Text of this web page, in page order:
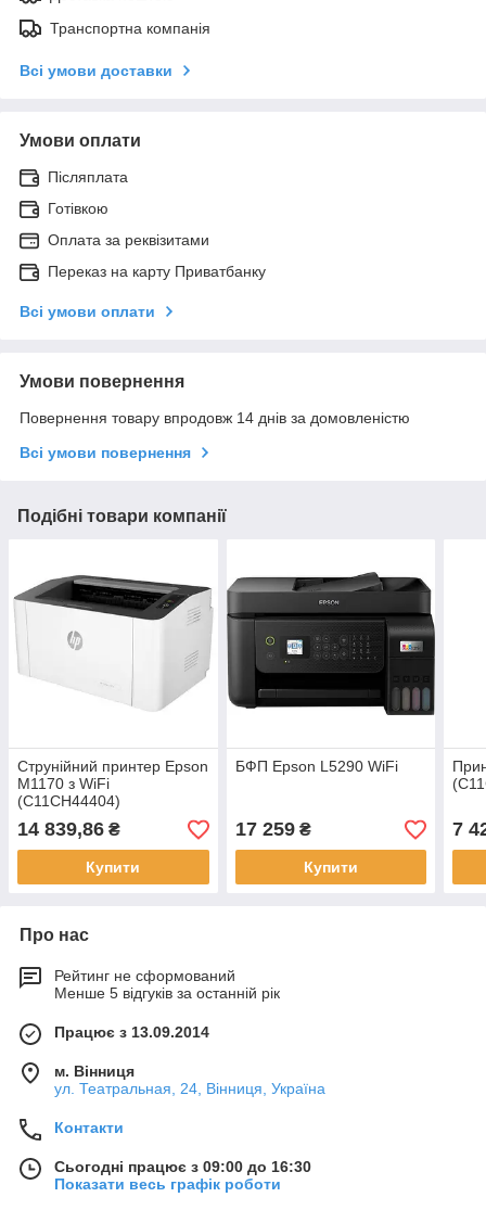
Транспортна компанія
Всі умови доставки
Умови оплати
Післяплата
Готівкою
Оплата за реквізитами
Переказ на карту Приватбанку
Всі умови оплати
Умови повернення
Повернення товару впродовж 14 днів за домовленістю
Всі умови повернення
Подібні товари компанії
Струнійний принтер Epson
M1170 з WiFi
(C11CH44404)
14 839,86 ₴
Купити
БФП Epson L5290 WiFi
17 259₴
Купити
7
Про нас
Рейтинг не сформований
Менше 5 відгуків за останній рік
Працює з 13.09.2014
м. Вінниця
ул. Театральная, 24, Вінниця, Україна
Контакти
Сьогодні працює з 09:00 до 16:30
Показати весь графік роботи